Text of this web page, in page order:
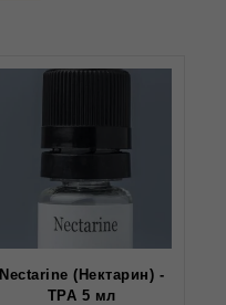
Nectarine (Нектарин) -
TPA 5 мл